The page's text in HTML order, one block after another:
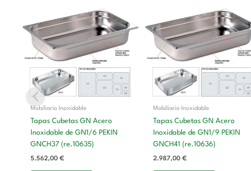
Mobiliario Inoxidable
Tapas Cubetas GN Acero
Inoxidable de GN1/6 PEKIN
GNCH37 (re.10635)
5.562,00€
Mobiliario Inoxidable
Tapas Cubetas GN Acero
Inoxidable de GN1/9 PEKIN
GNCH41 (re.10636)
2.987,00€